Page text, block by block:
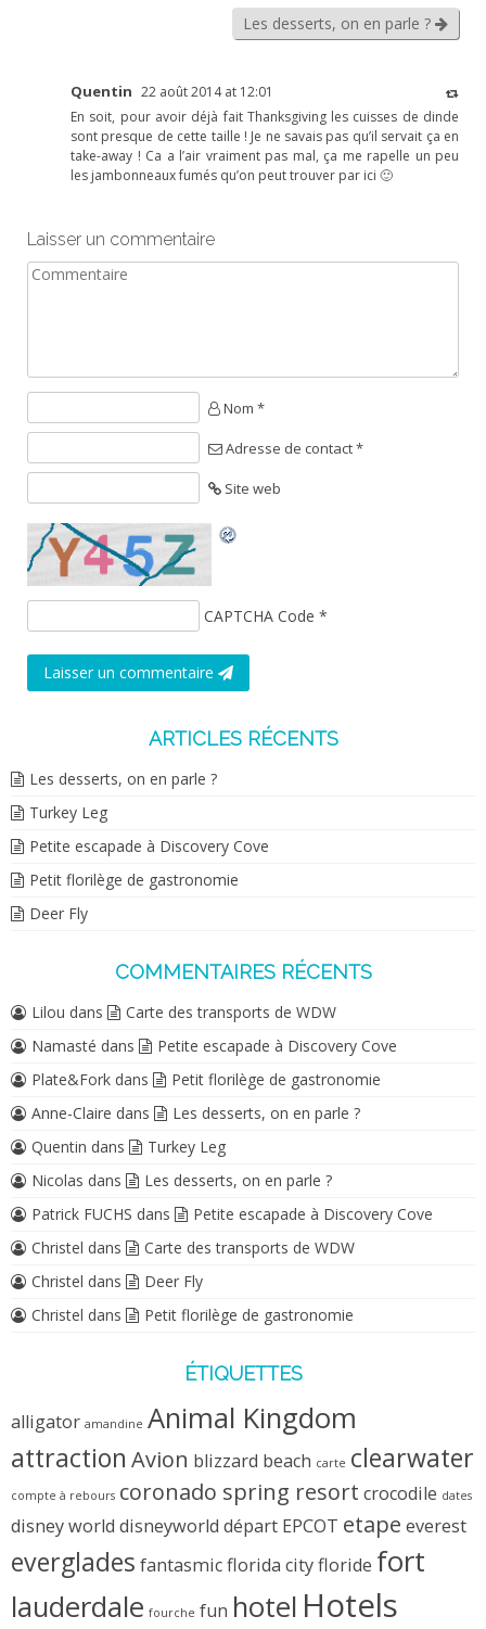
Les desserts, on en parle ?
Quentin 22 août 2014 at 12:01
En soit, pour avoir déjà fait Thanksgiving les cuisses de dinde
sont presque de cette taille ! Je ne savais pas qu’il servait ça en
take-away ! Ca a l’air vraiment pas mal, ça me rapelle un peu
les jambonneaux fumés qu’on peut trouver par ici 🙂
Laisser un commentaire
Nom *
Adresse de contact *
Site web
CAPTCHA Code *
Laisser un commentaire
ARTICLES RÉCENTS
Les desserts, on en parle ?
Turkey Leg
Petite escapade à Discovery Cove
Petit florilège de gastronomie
Deer Fly
COMMENTAIRES RÉCENTS
Lilou dans
Carte des transports de WDW
Namasté dans
Petite escapade à Discovery Cove
Plate&Fork dans
Petit florilège de gastronomie
Anne-Claire dans
Les desserts, on en parle ?
Quentin dans
Turkey Leg
Nicolas dans
Les desserts, on en parle ?
Patrick FUCHS dans
Petite escapade à Discovery Cove
Christel dans
Carte des transports de WDW
Christel dans
Deer Fly
Christel dans Petit florilège de gastronomie
ÉTIQUETTES
alligator amandine Animal Kingdom
attraction Avion blizzard beach carte clearwater
compte à rebours coronado spring resort crocodile dates
disney world disneyworld départ EPCOT etape everest
everglades fantasmicflorida cityfloride fort
lauderdale fourche fun hotel Hotels